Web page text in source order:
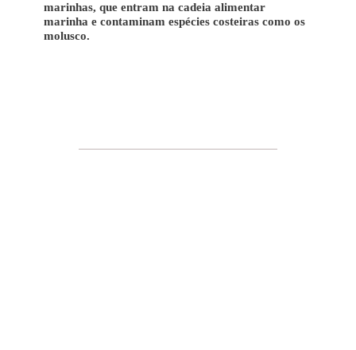
marinhas, que entram na cadeia alimentar
marinha e contaminam espécies costeiras como os
molusco.